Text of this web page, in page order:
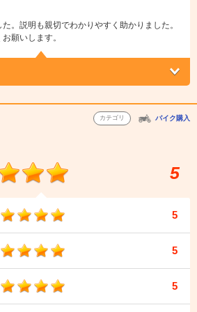
。説明も親切でわかりやすく助かりました。
願いします。
カテゴリ バイク購入
5
5
5
5